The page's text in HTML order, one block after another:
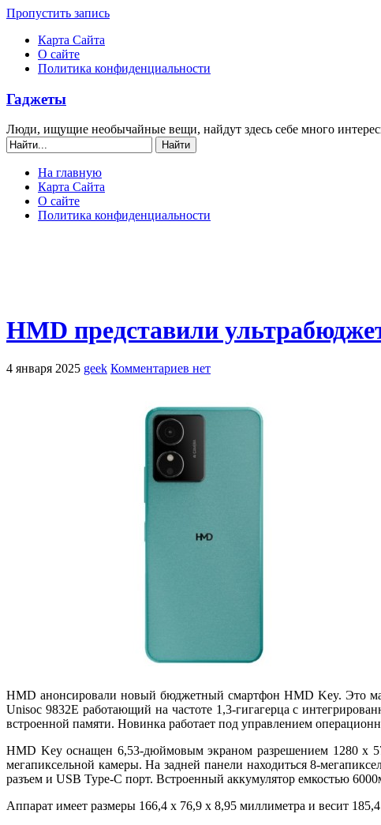
Пропустить запись
Карта Сайта
О сайте
Политика конфиденциальности
Гаджеты
Люди, ищущие необычайные вещи, найдут здесь себе много
На главную
Карта Сайта
О сайте
Политика конфиденциальности
HMD представили
4 января 2025 geek Комментариев нет
HMD анонсировали новый бюджетный смартфон HMD Key. Это
Unisoc 9832E работающий на частоте 1,3-гигагерца с
встроенной памяти. Новинка работает под управлением
HMD Key оснащен 6,53-дюймовым экраном разрешением 1280 х
мегапиксельной камеры. На задней панели находиться 8-
разъем и USB Type-C порт. Встроенный аккумулятор емкостью
Аппарат имеет размеры 166,4 x 76,9 x 8,95 миллиметра и весит